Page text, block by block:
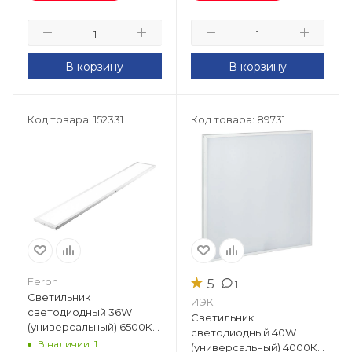
В корзину В корзину
Код товара: 152331
Feron
Светильник
светодиодный 36W
(универсальный) 6500К
3200Лм IP40 185-265V
В наличии: 1
Код товара: 89731
★ 5 1
ИЭК
Светильник
светодиодный 40W
(универсальный) 4000К